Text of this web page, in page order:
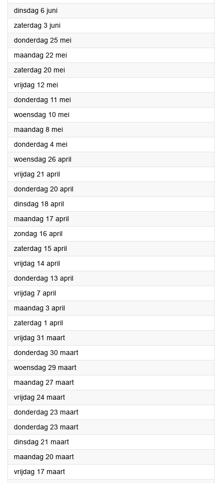
dinsdag 6 juni2023
zaterdag 3 juni2023
donderdag 25 mei2023
maandag 22 mei2023
zaterdag 20 mei2023
vrijdag 12 mei2023
donderdag 11 mei2023
woensdag 10 mei2023
maandag 8 mei2023
donderdag 4 mei2023
woensdag 26 april2023
vrijdag 21 april2023
donderdag 20 april2023
dinsdag 18 april2023
maandag 17 april2023
zondag 16 april2023
zaterdag 15 april2023
vrijdag 14 april2023
donderdag 13 april2023
vrijdag 7 april2023
maandag 3 april2023
zaterdag 1 april2023
vrijdag 31 maart2023
donderdag 30 maart2023
woensdag 29 maart2023
maandag 27 maart2023
vrijdag 24 maart2023
donderdag 23 maart2023
donderdag 23 maart2023
dinsdag 21 maart2023
maandag 20 maart2023
vrijdag 17 maart2023